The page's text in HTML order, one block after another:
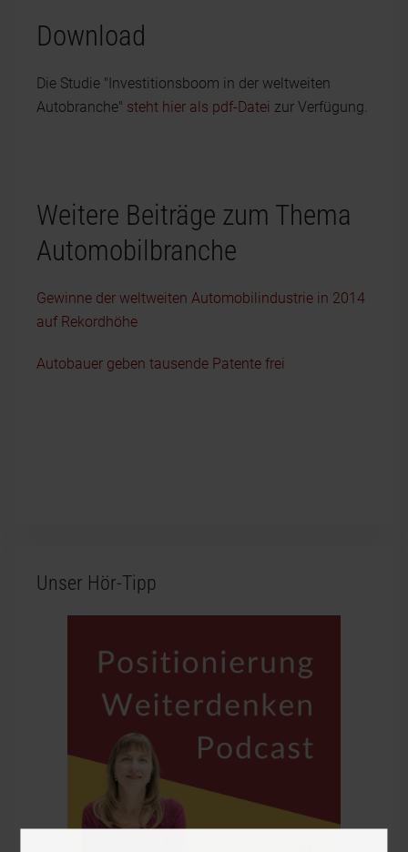
Download
Die Studie "Investitionsboom in der weltweiten
Autobranche" steht hier als pdf-Datei zur Verfügung.
Weitere Beiträge zum Thema
Automobilbranche
Gewinne der weltweiten Automobilindustrie in 2014
auf Rekordhöhe
Autobauer geben tausende Patente frei
Unser Hör-Tipp